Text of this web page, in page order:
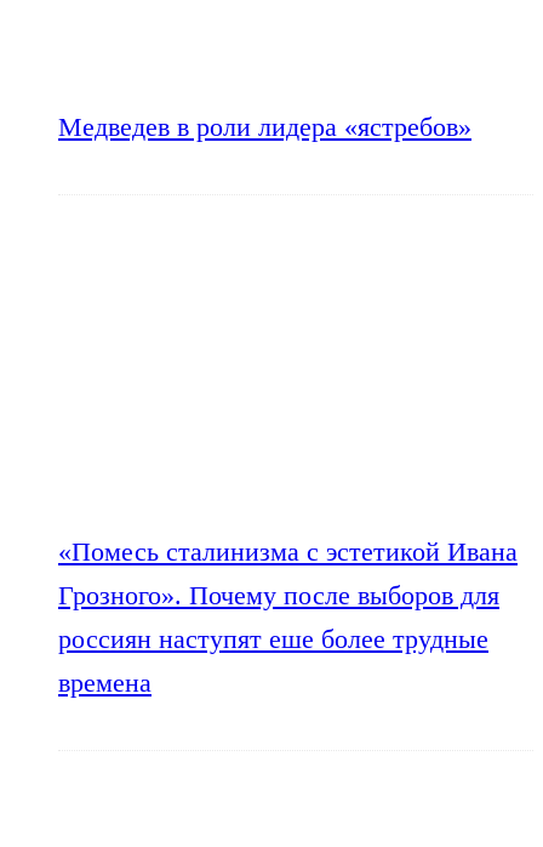
Медведев в роли лидера «ястребов»
«Помесь сталинизма с эстетикой Ивана
Грозного». Почему после выборов для
россиян наступят еше более трудные
времена